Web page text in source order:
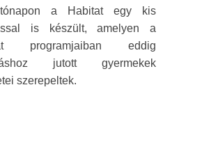
a Habitat egy kis
is készült, amelyen a
programjaiban eddig
jutott gyermekek
szerepeltek.